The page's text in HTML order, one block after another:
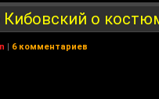
Кибовский о
| 6 комментариев